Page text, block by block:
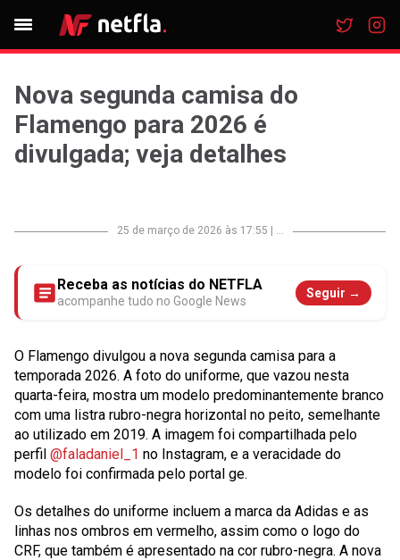
Nova segunda camisa do
Flamengo para 2026 é
divulgada; veja detalhes
25 de março de 2026 às 17:55 ...
Receba as notícias do NETFLA
acompanhe tudo no Google News
Seguir →
O Flamengo divulgou a nova segunda camisa para a
temporada 2026. A foto do uniforme, que vazou nesta
quarta-feira, mostra um modelo predominantemente branco
com uma listra rubro-negra horizontal no peito, semelhante
ao utilizado em 2019. A imagem foi compartilhada pelo
perfil @faladaniel_1 no Instagram, e a veracidade do
modelo foi confirmada pelo portal ge.
Os detalhes do uniforme incluem a marca da Adidas e as
linhas nos ombros em vermelho, assim como o logo do
CRF, que também é apresentado na cor rubro-negra. A nova